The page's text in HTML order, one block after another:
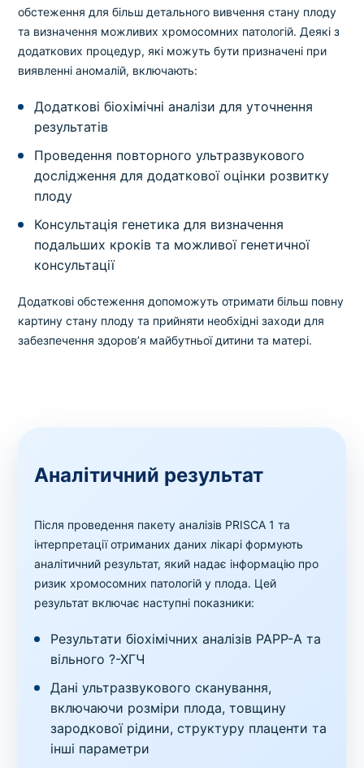
обстеження для більш детального вивчення стану плоду
та визначення можливих хромосомних патологій. Деякі з
додаткових процедур, які можуть бути призначені при
виявленні аномалій, включають:
Додаткові біохімічні аналізи для уточнення
результатів
Проведення повторного ультразвукового
дослідження для додаткової оцінки розвитку
плоду
Консультація генетика для визначення
подальших кроків та можливої генетичної
консультації
Додаткові обстеження допоможуть отримати більш повну
картину стану плоду та прийняти необхідні заходи для
забезпечення здоров’я майбутньої дитини та матері.
Аналітичний результат
Після проведення пакету аналізів PRISCA 1 та
інтерпретації отриманих даних лікарі формують
аналітичний результат, який надає інформацію про
ризик хромосомних патологій у плода. Цей
результат включає наступні показники:
Результати біохімічних аналізів PAPP-A та
вільного ?-ХГЧ
Дані ультразвукового сканування,
включаючи розміри плода, товщину
зародкової рідини, структуру плаценти та
інші параметри